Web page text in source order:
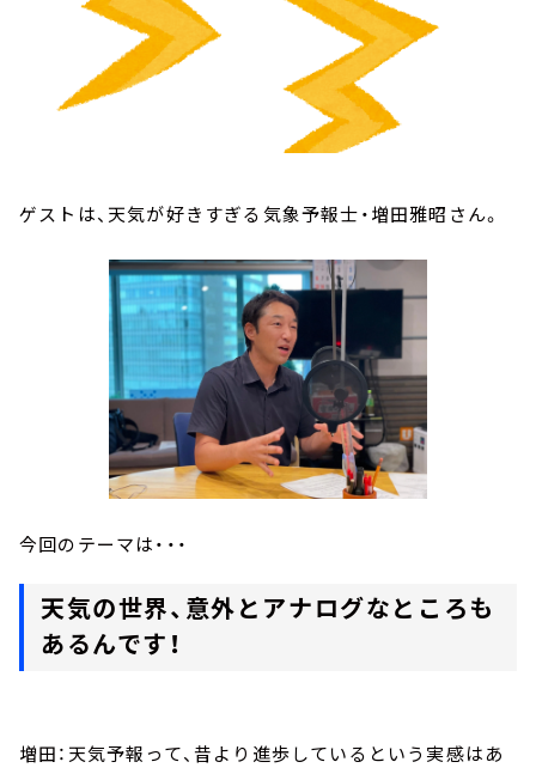
ゲストは、天気が好きすぎる気象予報士・増田雅昭さん。
今回のテーマは・・・
天気の世界、意外とアナログなところも
あるんです！
増田：天気予報って、昔より進歩しているという実感はあ